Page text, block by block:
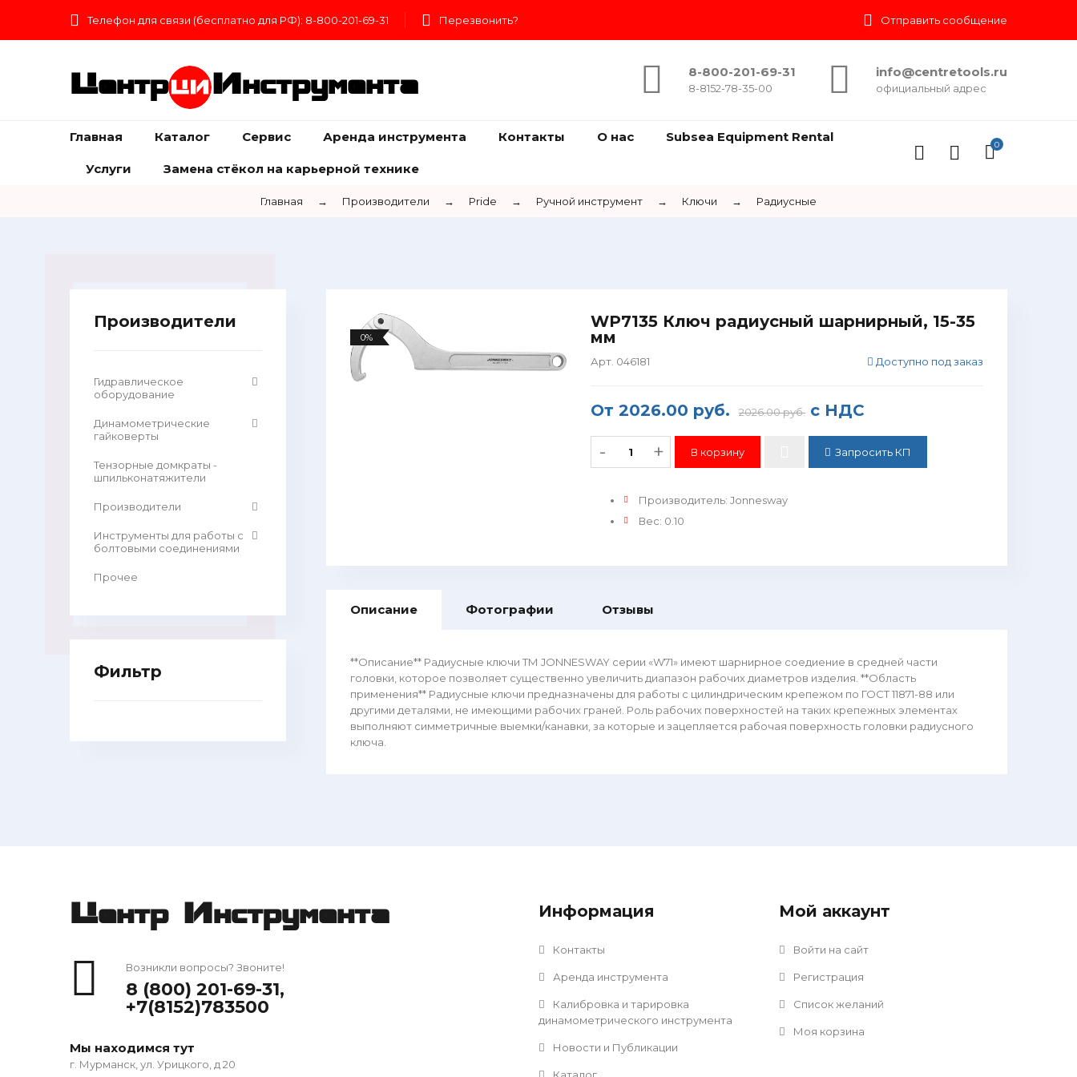
Телефон для связи (бесплатно для РФ): 8-800-201-69-31 Перезвонить? Отправить сообщение
Центр Инструмента
8-800-201-69-31
8-8152-78-35-00
info@centretools.ru
официальный адрес
Главная Каталог Сервис Аренда инструмента Контакты О нас Subsea Equipment Rental
Услуги Замена стёкол на карьерной технике
0
Главная → Производители → Pride → Ручной инструмент → Ключи → Радиусные
0%
WP7135 Ключ радиусный шарнирный, 15-35
мм
Арт. 046181 Доступно под заказ
От 2026.00 руб. 2026.00 руб. с НДС
- + Запросить КП
Производитель: Jonnesway
Вес: 0.10
Описание Фотографии Отзывы
**Описание** Радиусные ключи ТМ JONNESWAY серии «W71» имеют шарнирное соедиение в средней части
головки, которое позволяет существенно увеличить диапазон рабочих диаметров изделия. **Область
применения** Радиусные ключи предназначены для работы с цилиндрическим крепежом по ГОСТ 11871-88 или
другими деталями, не имеющими рабочих граней. Роль рабочих поверхностей на таких крепежных элементах
выполняют симметричные выемки/канавки, за которые и зацепляется рабочая поверхность головки радиусного
ключа.
Производители
Гидравлическое
оборудование
Динамометрические
гайковерты
Тензорные домкраты -
шпильконатяжители
Производители
Инструменты для работы с
болтовыми соединениями
Прочее
Фильтр
Центр Инструмента
Возникли вопросы? Звоните!
8 (800) 201-69-31,
+7(8152)783500
Мы находимся тут
г. Мурманск, ул. Урицкого, д 20
Информация
Контакты
Аренда инструмента
Калибровка и тарировка
динамометрического инструмента
Новости и Публикации
Мой аккаунт
Войти на сайт
Регистрация
Список желаний
Моя корзина